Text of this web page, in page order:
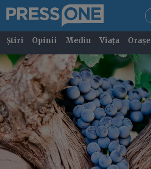
Știri Opinii Mediu Viața Orașe